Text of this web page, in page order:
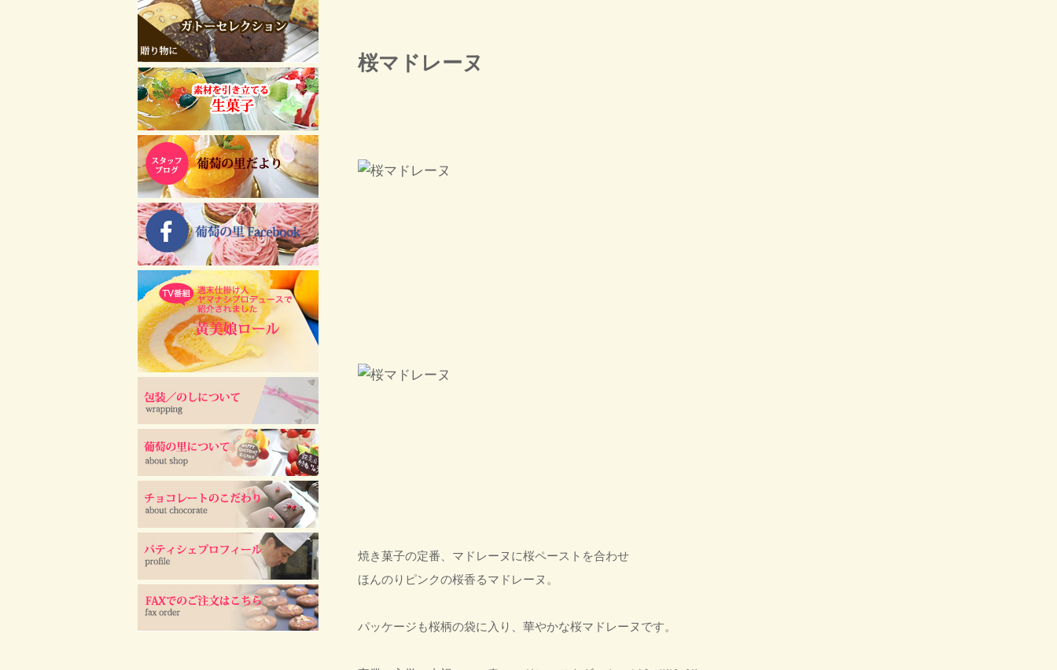
桜マドレーヌ
焼き菓子の定番、マドレーヌに桜ペーストを合わせ
ほんのりピンクの桜香るマドレーヌ。
パッケージも桜柄の袋に入り、華やかな桜マドレーヌです。